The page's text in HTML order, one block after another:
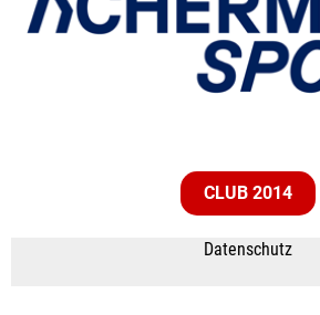
CLUB 2014
Datenschutz